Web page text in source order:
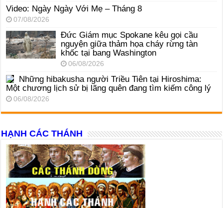
Video: Ngày Ngày Với Mẹ – Tháng 8
07/08/2026
Đức Giám mục Spokane kêu gọi cầu
nguyện giữa thảm họa cháy rừng tàn
khốc tại bang Washington
06/08/2026
Những hibakusha người Triều Tiên tại Hiroshima:
Một chương lịch sử bị lãng quên đang tìm kiếm công lý
06/08/2026
HẠNH CÁC THÁNH